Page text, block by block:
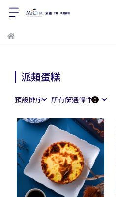
派類蛋糕
預設排序 所有篩選條件